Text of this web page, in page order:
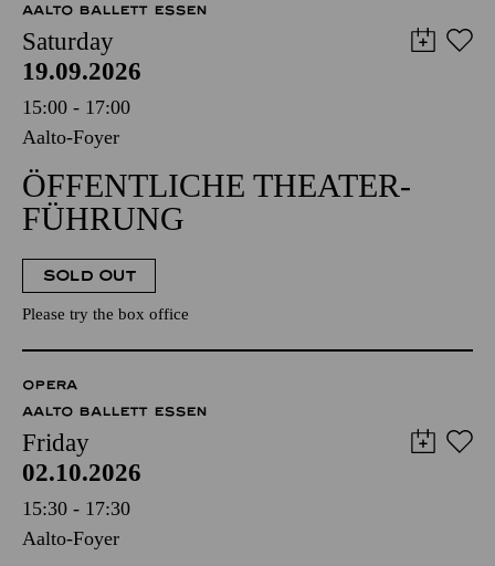
AALTO BALLETT ESSEN
Saturday
19.09.2026
15:00 - 17:00
Aalto-Foyer
ÖFFENTLICHE THEATER­
FÜHRUNG
SOLD OUT
Please try the box office
OPERA
AALTO BALLETT ESSEN
Friday
02.10.2026
15:30 - 17:30
Aalto-Foyer